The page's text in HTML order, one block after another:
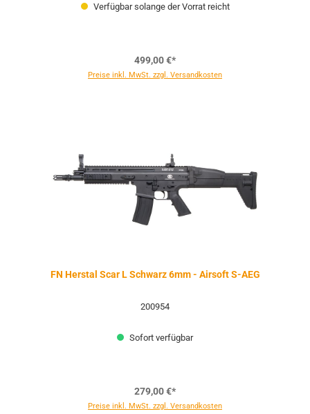
Verfügbar solange der Vorrat reicht
499,00 €*
Preise inkl. MwSt. zzgl. Versandkosten
FN Herstal Scar L Schwarz 6mm - Airsoft S-AEG
200954
Sofort verfügbar
279,00 €*
Preise inkl. MwSt. zzgl. Versandkosten